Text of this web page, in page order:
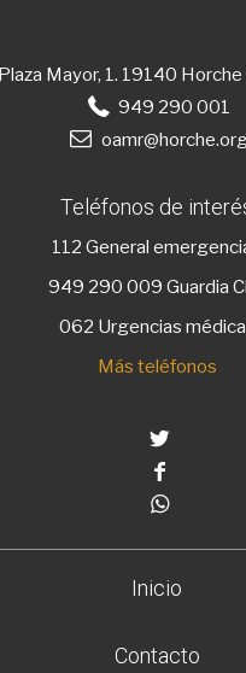
Plaza Mayor, 1. 19140 Horche
949 290 001
Teléfonos de
112 General
949 290 009 Guardia
062 Urgencias
Más teléfonos
Inicio
Contacto